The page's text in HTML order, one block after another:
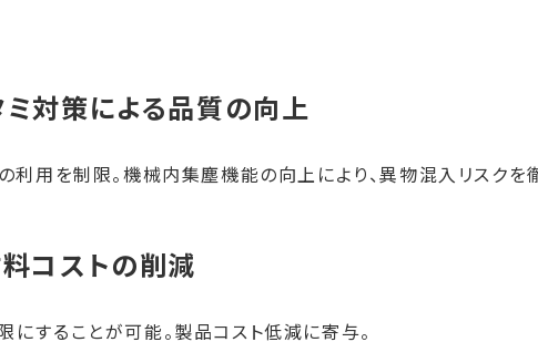
対策による品質の向上
利用を制限。機械内集塵機能の向上により、異物混入リスクを
コストの削減
することが可能。製品コスト低減に寄与。